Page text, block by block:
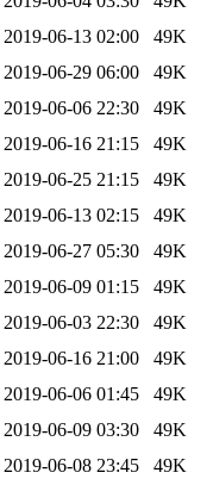
2019-06-13 02:00
49K
2019-06-29 06:00
49K
2019-06-06 22:30
49K
2019-06-16 21:15
49K
2019-06-25 21:15
49K
2019-06-13 02:15
49K
2019-06-27 05:30
49K
2019-06-09 01:15
49K
2019-06-03 22:30
49K
2019-06-16 21:00
49K
2019-06-06 01:45
49K
2019-06-09 03:30
49K
2019-06-08 23:45
49K